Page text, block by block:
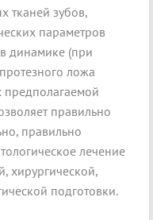
тканей зубов,
параметров
динамике (при
ложа
предполагаемой
правильно
правильно
лечение
хирургической,
подготовки.